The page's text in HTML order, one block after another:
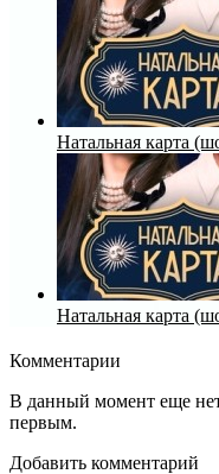
Натальная карта
Натальная карта
Комментарии
В данный момент еще
первым.
Добавить комментарий